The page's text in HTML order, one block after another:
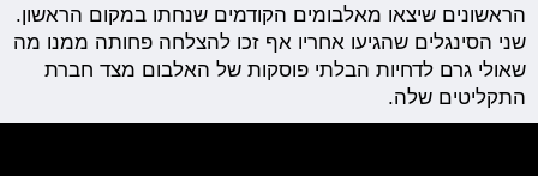
הראשונים שיצאו מאלבומים הקודמים שנחתו במקום הראשון.
שני הסינגלים שהגיעו אחריו אף זכו להצלחה פחותה ממנו מה
שאולי גרם לדחיות הבלתי פוסקות של האלבום מצד חברת
התקליטים שלה.